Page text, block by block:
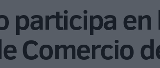
participa en
Comercio